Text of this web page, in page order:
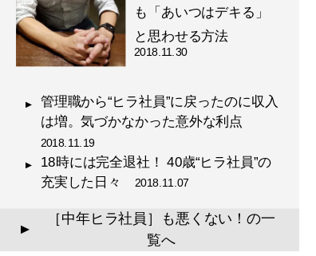
も「あいつはデキる」
と思わせる方法
2018.11.30
管理職から“ヒラ社員”に戻ったのに収入
は増。気づかなかった意外な利点
2018.11.19
18時には完全退社！ 40歳“ヒラ社員”の
充実した日々2018.11.07
▲
［中年ヒラ社員］も悪くない！の一
覧へ